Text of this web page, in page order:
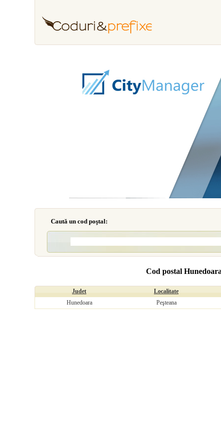
Caută un cod poştal:
Cod postal
Judet
Localitate
Hunedoara
Peşteana